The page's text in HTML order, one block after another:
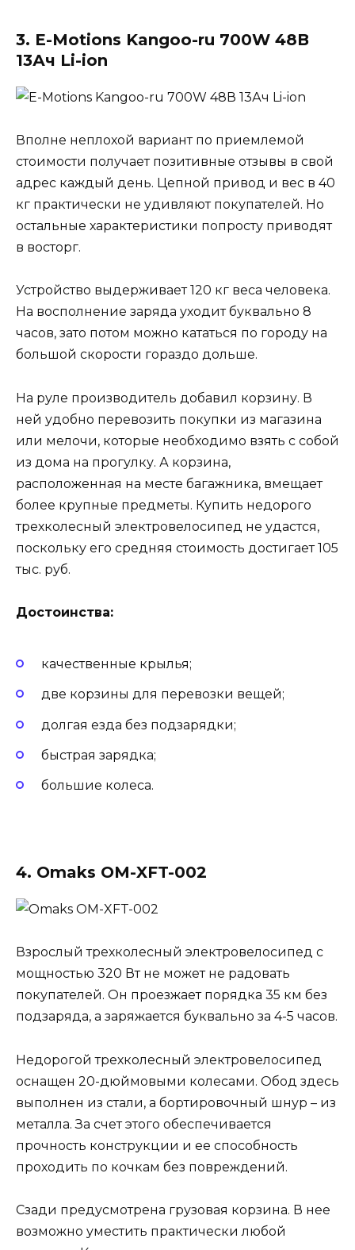
3. E-Motions Kangoo-ru 700W 48В
13Ач Li-ion
Вполне неплохой вариант по приемлемой
стоимости получает позитивные отзывы в свой
адрес каждый день. Цепной привод и вес в 40
кг практически не удивляют покупателей. Но
остальные характеристики попросту приводят
в восторг.
Устройство выдерживает 120 кг веса человека.
На восполнение заряда уходит буквально 8
часов, зато потом можно кататься по городу на
большой скорости гораздо дольше.
На руле производитель добавил корзину. В
ней удобно перевозить покупки из магазина
или мелочи, которые необходимо взять с собой
из дома на прогулку. А корзина,
расположенная на месте багажника, вмещает
более крупные предметы. Купить недорого
трехколесный электровелосипед не удастся,
поскольку его средняя стоимость достигает 105
тыс. руб.
Достоинства:
качественные крылья;
две корзины для перевозки вещей;
долгая езда без подзарядки;
быстрая зарядка;
большие колеса.
4. Omaks OM-XFT-002
Взрослый трехколесный электровелосипед с
мощностью 320 Вт не может не радовать
покупателей. Он проезжает порядка 35 км без
подзаряда, а заряжается буквально за 4-5 часов.
Недорогой трехколесный электровелосипед
оснащен 20-дюймовыми колесами. Обод здесь
выполнен из стали, а бортировочный шнур – из
металла. За счет этого обеспечивается
прочность конструкции и ее способность
проходить по кочкам без повреждений.
Сзади предусмотрена грузовая корзина. В нее
возможно уместить практически любой